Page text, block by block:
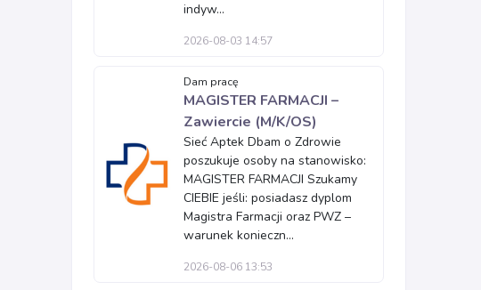
indyw...
2026-08-03 14:57
Dam pracę
MAGISTER FARMACJI –
Zawiercie (M/K/OS)
Sieć Aptek Dbam o Zdrowie
poszukuje osoby na stanowisko:
MAGISTER FARMACJI Szukamy
CIEBIE jeśli: posiadasz dyplom
Magistra Farmacji oraz PWZ –
warunek konieczn...
2026-08-06 13:53